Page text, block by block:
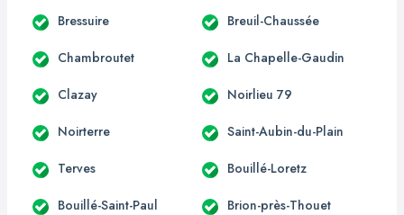
Bressuire Breuil-Chaussée
Chambroutet La Chapelle-Gaudin
Clazay Noirlieu 79
Noirterre Saint-Aubin-du-Plain
Terves Bouillé-Loretz
Bouillé-Saint-Paul Brion-près-Thouet